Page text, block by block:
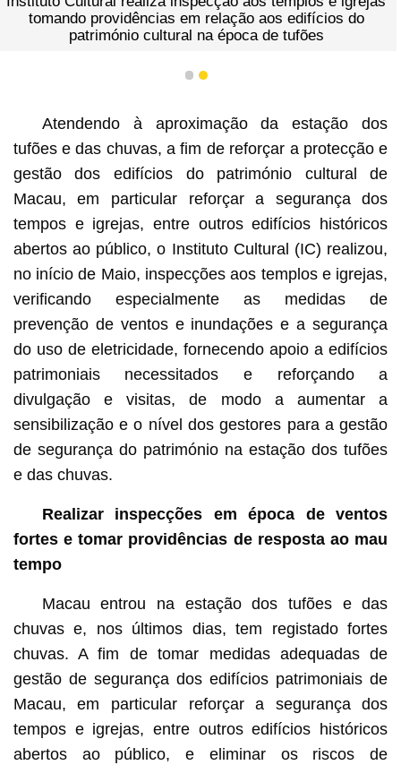
tomando providências em relação aos edifícios do
património cultural na época de tufões
1 2
Atendendo à aproximação da estação dos
tufões e das chuvas, a fim de reforçar a protecção e
gestão dos edifícios do património cultural de
Macau, em particular reforçar a segurança dos
tempos e igrejas, entre outros edifícios históricos
abertos ao público, o Instituto Cultural (IC) realizou,
no início de Maio, inspecções aos templos e igrejas,
verificando especialmente as medidas de
prevenção de ventos e inundações e a segurança
do uso de eletricidade, fornecendo apoio a edifícios
patrimoniais necessitados e reforçando a
divulgação e visitas, de modo a aumentar a
sensibilização e o nível dos gestores para a gestão
de segurança do património na estação dos tufões
e das chuvas.
Realizar inspecções em época de ventos
fortes e tomar providências de resposta ao mau
tempo
Macau entrou na estação dos tufões e das
chuvas e, nos últimos dias, tem registado fortes
chuvas. A fim de tomar medidas adequadas de
gestão de segurança dos edifícios patrimoniais de
Macau, em particular reforçar a segurança dos
tempos e igrejas, entre outros edifícios históricos
abertos ao público, e eliminar os riscos de